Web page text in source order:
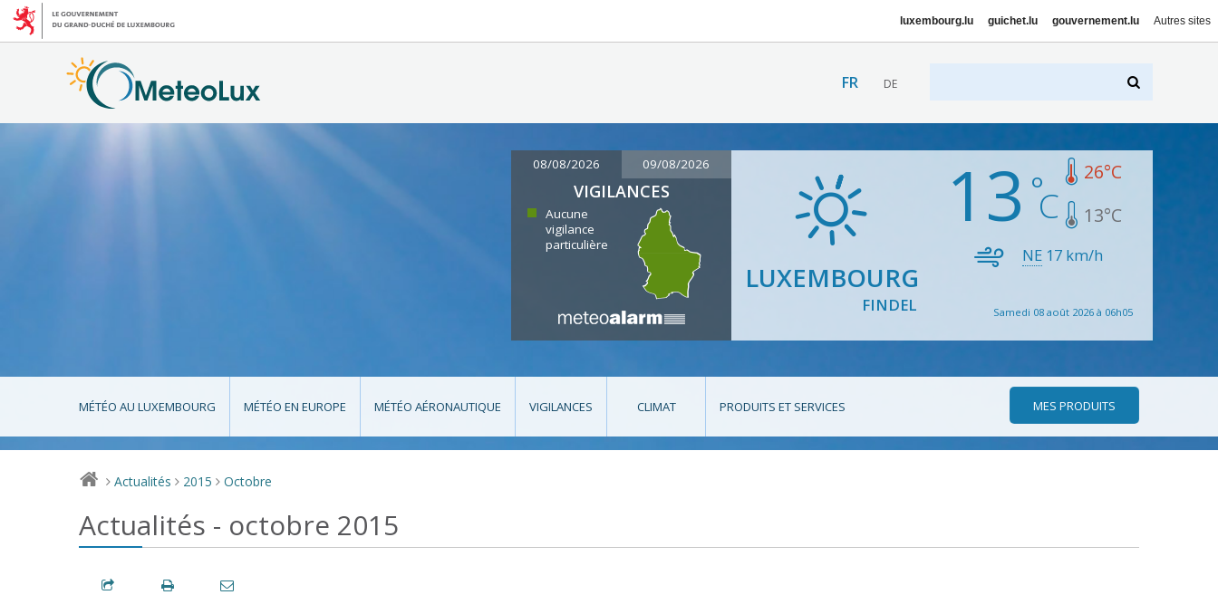
luxembourg.lu guichet.lu gouvernement.lu Autres sites
FR DE
08/08/2026 09/08/2026
VIGILANCES
Aucune
vigilance
particulière
LUXEMBOURG
FINDEL
13 26°C
13°C
NE 17 km/h
Samedi 08 août 2026 à 06h05
MÉTÉO AU LUXEMBOURG MÉTÉO EN EUROPE MÉTÉO AÉRONAUTIQUE VIGILANCES CLIMAT PRODUITS ET SERVICES MES PRODUITS
> Actualités > 2015 > Octobre
Actualités - octobre 2015